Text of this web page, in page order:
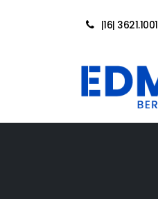
|16| 3621.1001